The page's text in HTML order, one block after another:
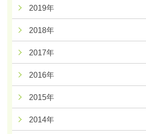
2019年
2018年
2017年
2016年
2015年
2014年